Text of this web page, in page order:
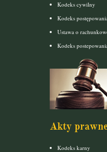
Kodeks cywilny
Kodeks
Ustawa o
Kodeks
Akty
Kodeks karny